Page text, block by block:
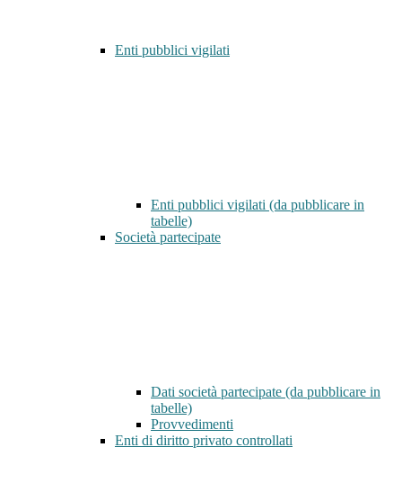
Enti pubblici vigilati
Enti pubblici vigilati (da pubblicare in
tabelle)
Società partecipate
Dati società partecipate (da pubblicare in
tabelle)
Provvedimenti
Enti di diritto privato controllati